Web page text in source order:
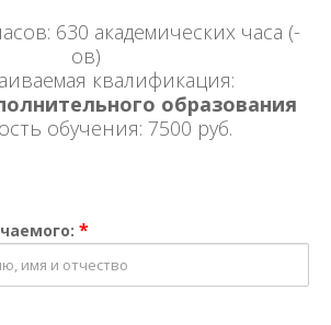
630 академических часа (-
ов)
квалификация:
образования
обучения: 7500 руб.
*